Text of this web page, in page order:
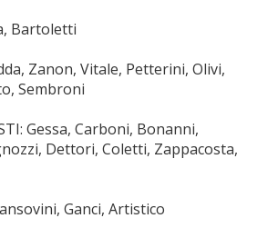
Bartoletti
Zanon, Vitale, Petterini, Olivi,
Sembroni
Gessa, Carboni, Bonanni,
Dettori, Coletti, Zappacosta,
Ganci, Artistico